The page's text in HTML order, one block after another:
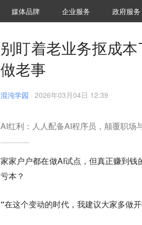
媒体品牌 36Kr研究院
企业服务 城市之窗
政府服务
别盯着老业务抠成
做老事
混沌学园 · 2026年03月04日 12:39
AI红利：人人配备AI程序员，颠覆职场
家家户户都在做AI试点，但真正赚到
亏本？
“在这个变动的时代，我建议大家多做